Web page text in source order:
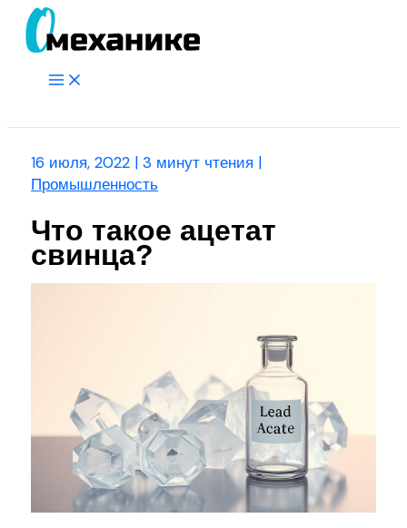
Перейти
Main
16 июля, 2022 |3 минут чтения |
Промышленность
Что такое ацетат
свинца?